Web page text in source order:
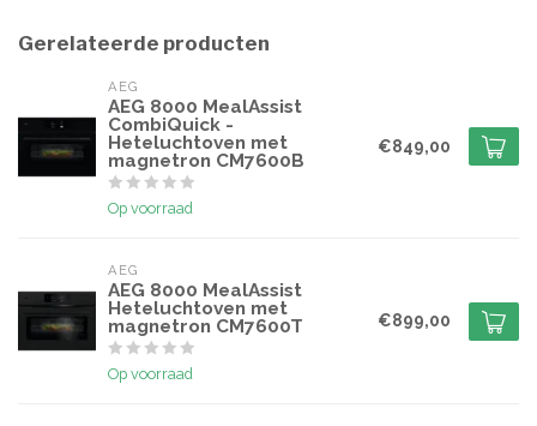
Gerelateerde producten
AEG
AEG 8000 MealAssist
CombiQuick -
Heteluchtoven met
magnetron CM7600B
Op voorraad
€849,00
AEG
AEG 8000 MealAssist
Heteluchtoven met
magnetron CM7600T
Op voorraad
€899,00